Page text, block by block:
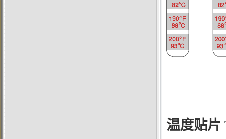
温度贴片